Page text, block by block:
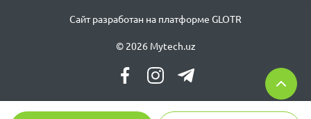
Сайт разработан на платформе GLOTR
© 2026 Mytech.uz